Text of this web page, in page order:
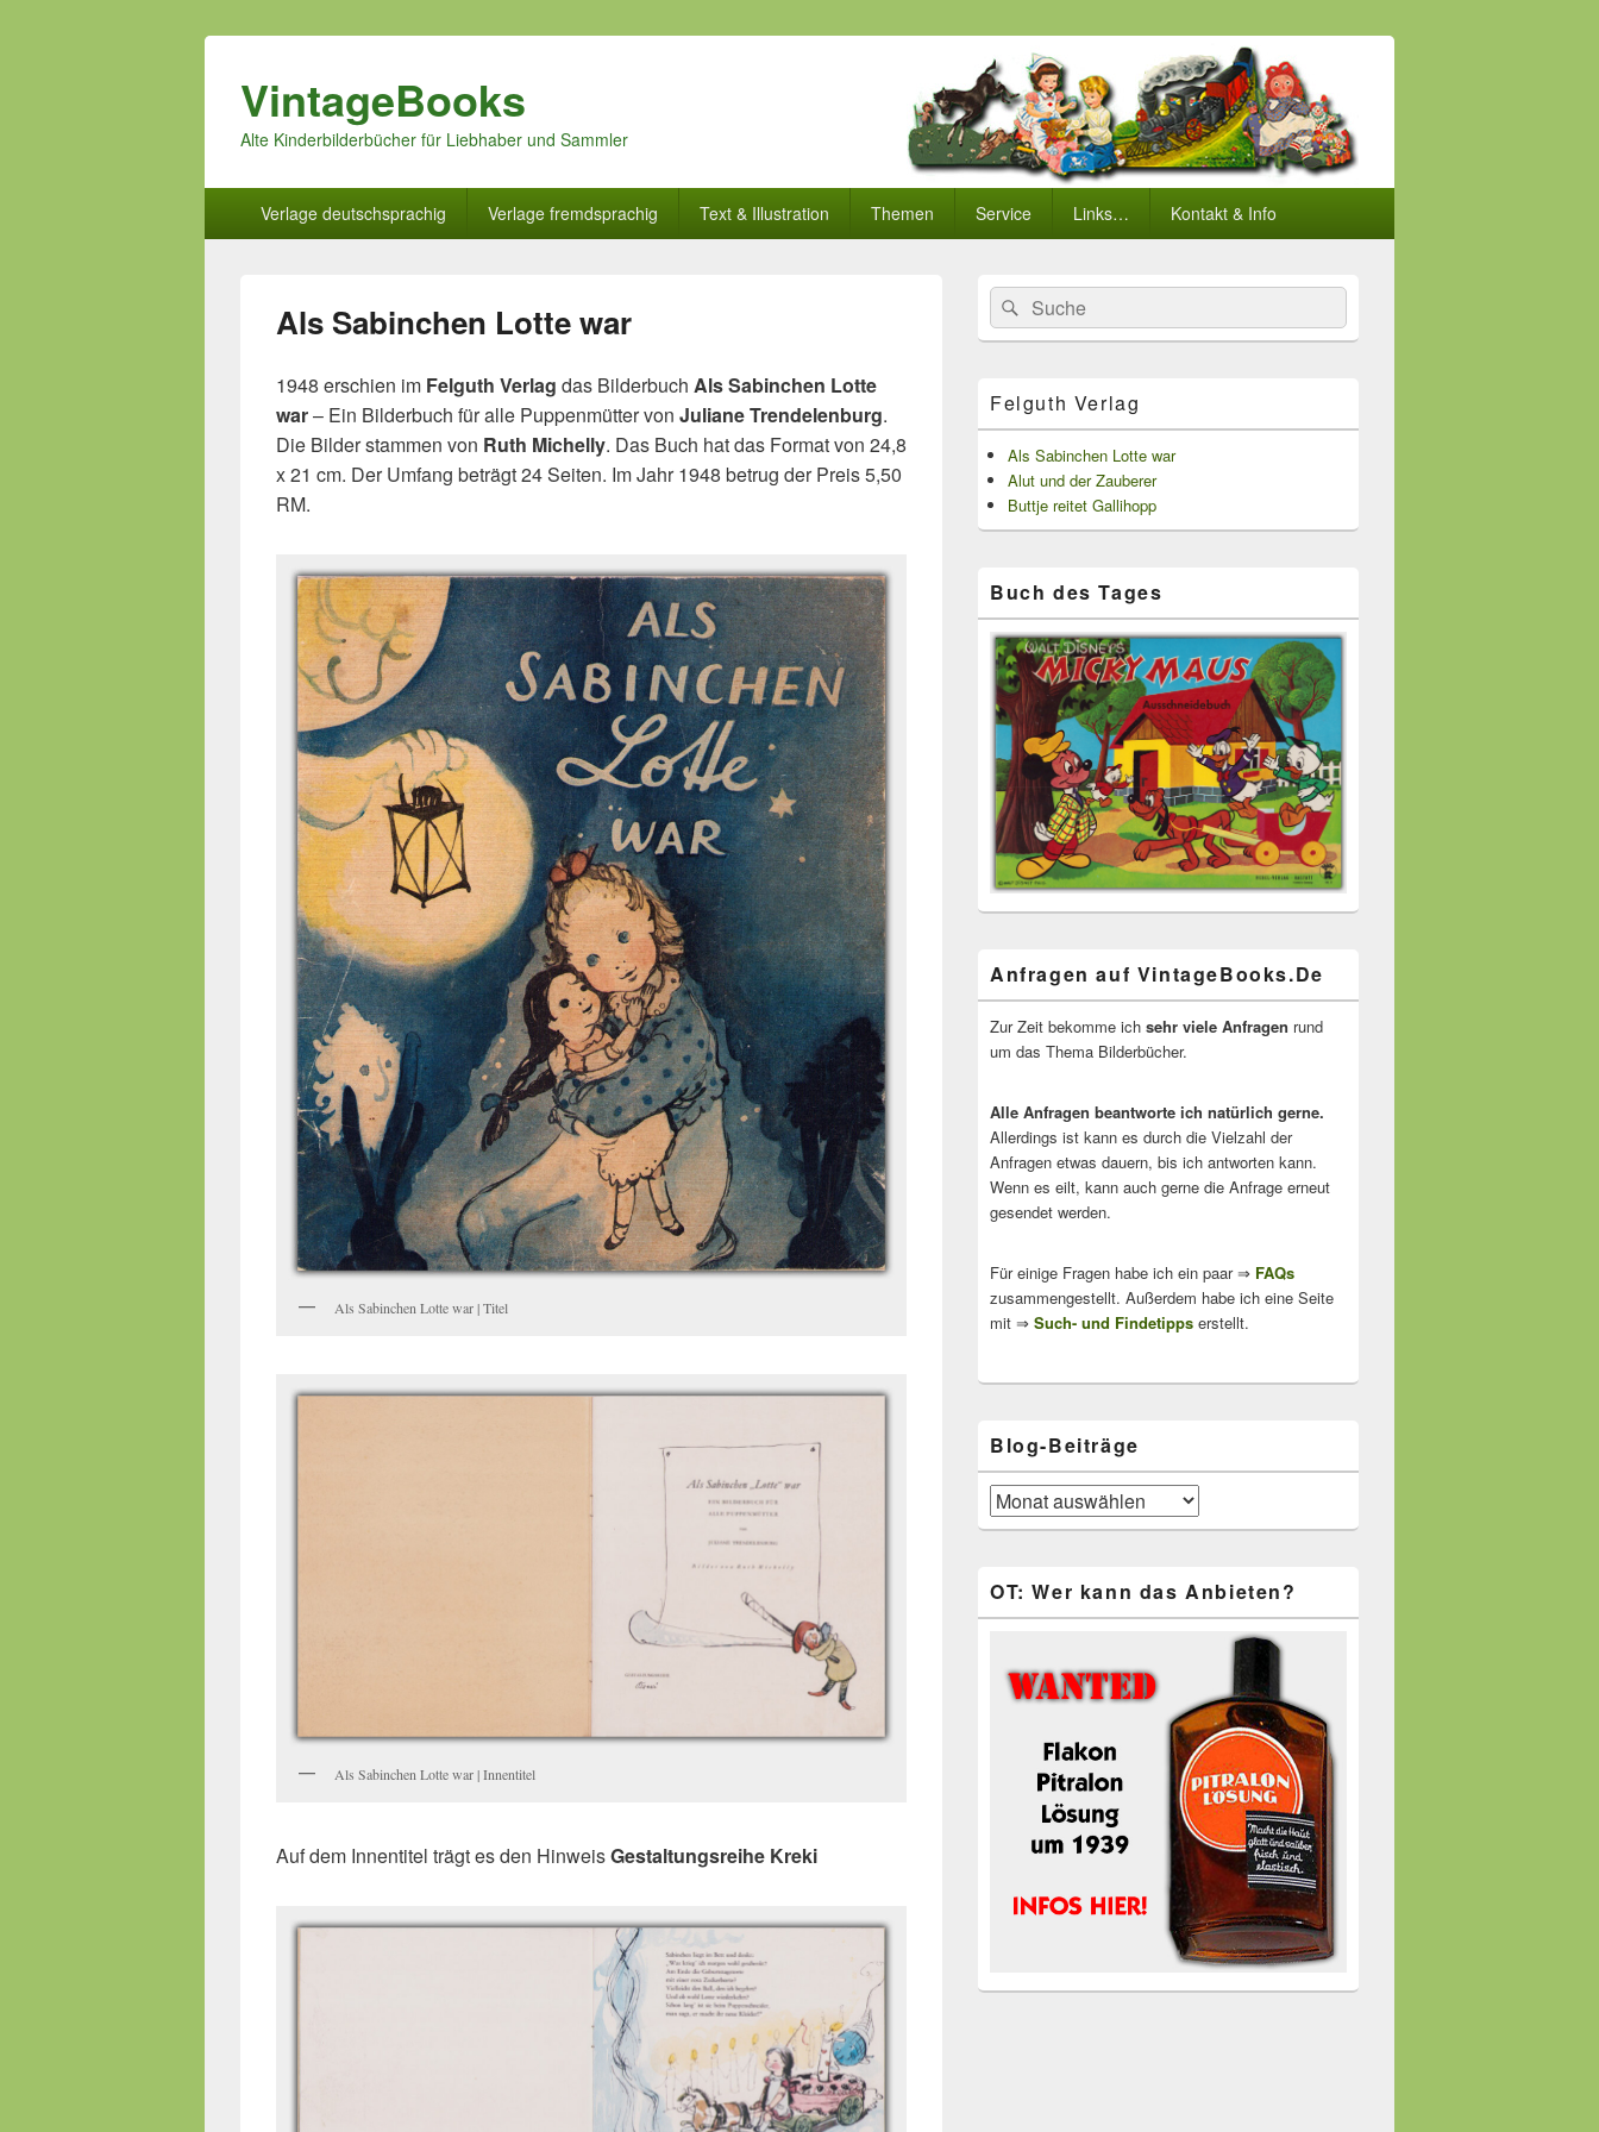
VintageBooks
Alte Kinderbilderbücher für Liebhaber und Sammler
Verlage deutschsprachig Verlage fremdsprachig Text & Illustration Themen Service Links… Kontakt & Info
Als Sabinchen Lotte war
1948 erschien im Felguth Verlag das Bilderbuch Als Sabinchen Lotte
war– Ein Bilderbuch für alle Puppenmütter von Juliane Trendelenburg.
Die Bilder stammen von Ruth Michelly. Das Buch hat das Format von 24,8
x 21 cm. Der Umfang beträgt 24 Seiten. Im Jahr 1948 betrug der Preis 5,50
RM.
Als Sabinchen Lotte war | Titel
Als Sabinchen Lotte war | Innentitel
Auf dem Innentitel trägt es den HinweisGestaltungsreihe Kreki
Primärer
Seitenleisten
Widget-
Bereich
Search
for:
Suche
Felguth Verlag
Als Sabinchen Lotte war
Alut und der Zauberer
Buttje reitet Gallihopp
Buch des Tages
Anfragen auf VintageBooks.De
Zur Zeit bekomme ich sehr viele Anfragen rund
um das Thema Bilderbücher.
Alle Anfragen beantworte ich natürlich gerne.
Allerdings ist kann es durch die Vielzahl der
Anfragen etwas dauern, bis ich antworten kann.
Wenn es eilt, kann auch gerne die Anfrage erneut
gesendet werden.
Für einige Fragen habe ich ein paar ⇒ FAQs
zusammengestellt. Außerdem habe ich eine Seite
mit ⇒ Such- und Findetipps erstellt.
Blog-Beiträge
Blog-
Beiträge
OT: Wer kann das Anbieten?